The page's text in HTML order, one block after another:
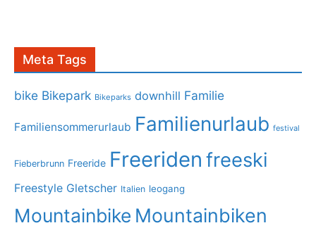
Meta Tags
bike Bikepark Bikeparks downhill Familie
Familiensommerurlaub Familienurlaub festival
Fieberbrunn Freeride Freeriden freeski
Freestyle Gletscher Italien leogang
Mountainbike Mountainbiken